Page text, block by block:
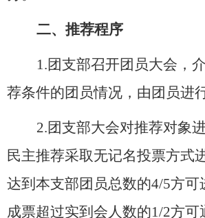
二、推荐程序
1.团支部召开团员大会，
荐条件的团员情况，由团员进
2.团支部大会对推荐对象
民主推荐采取无记名投票方式
达到本支部团员总数的4/5方可
成票超过实到会人数的1/2方可